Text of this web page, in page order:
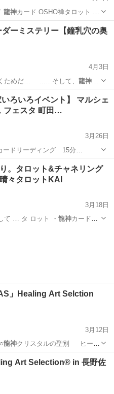
龍神カード OSHO禅タロット 各
その他 チャネリング
ーミステリー【鐘乳穴の奥
4月3日
を鎮めておくためだ… ……そして、 龍神の
Line
いろいろイベント】 マルシェ
フェスタ 町田…
3月26日
ードリーディング 15分
他 ヒーリング
。タロット&チャネリング
々タロットKAI
3月18日
カードを通して … タ ロット ・ 龍神カードか
」Healing Art Selction
3月12日
龍神クリスタルの聖別 ヒーラ
Art Selection® in 長野佐